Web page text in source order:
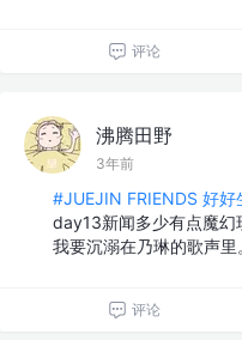
评论
沸腾田野
3年前
#JUEJIN FRIENDS 好好
day13新闻多少有点魔幻
我要沉溺在乃琳的歌声里
评论